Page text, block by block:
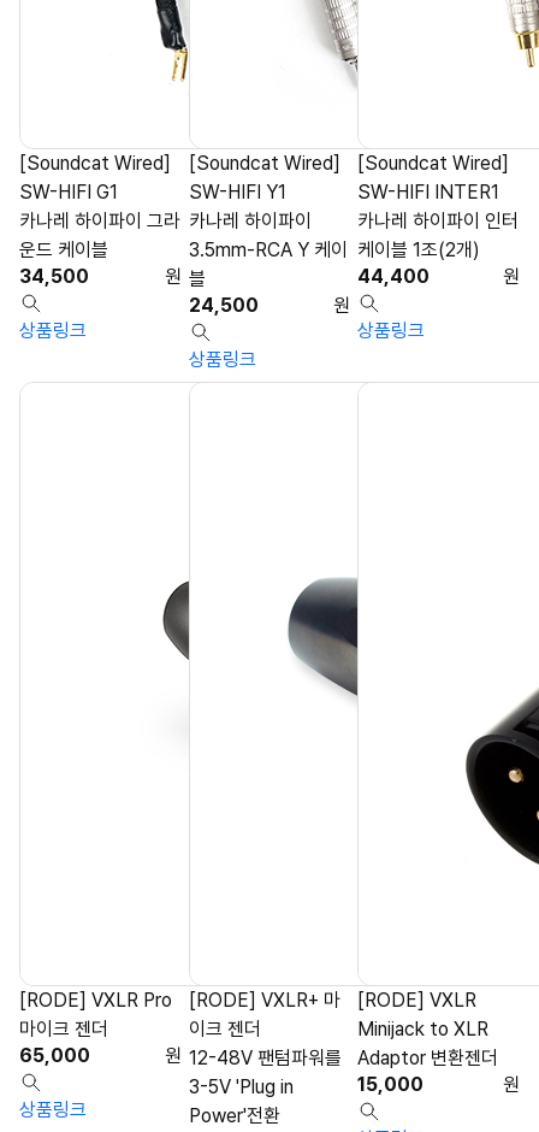
[Soundcat Wired]
SW-HIFI G1
카나레 하이파이 그라
운드 케이블
34,500
원
상품링크
[Soundcat Wired]
SW-HIFI Y1
카나레 하이파이
3.5mm-RCA Y 케이
블
24,500
원
상품링크
[Soundcat Wired]
SW-HIFI INTER1
카나레 하이파이 인터
케이블 1조(2개)
44,400
원
상품링크
[RODE] VXLR Pro
마이크 젠더
65,000
원
상품링크
[RODE] VXLR+ 마
이크 젠더
12-48V 팬텀파워를
3-5V 'Plug in
Power'전환
[RODE] VXLR
Minijack to XLR
Adaptor 변환젠더
15,000
원